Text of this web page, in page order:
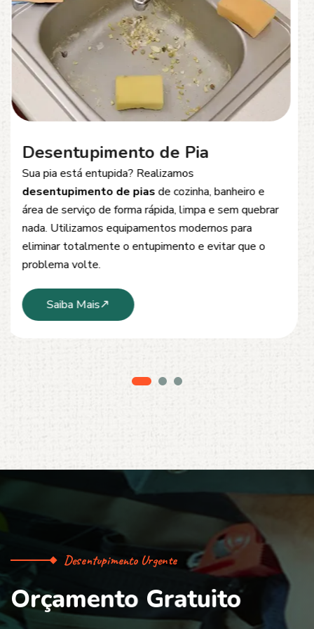
Desentupimento de Esgoto
Problemas comentupimento de esgoto
Oferecemos soluções rápidas e eficientes para
desobstrução de redes de esgoto, caixas de
inspeção e tubulações. Utilizamos equipamentos
modernos e técnicas seguras que garantem um
serviço limpo, ágil e sem danos à estrutura.
Saiba Mais
Desentupimento Urgente
Orçamento Gratuito